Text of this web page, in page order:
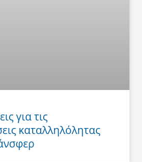
για τις
καταλληλόλητας